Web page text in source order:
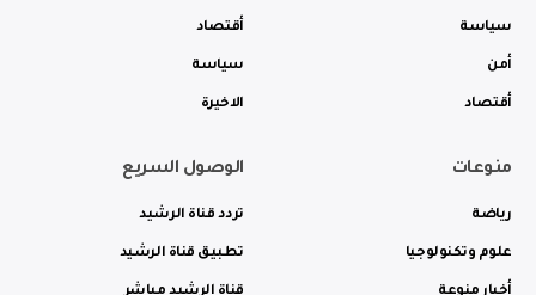
سياسة
أمن
أقتصاد
أقتصاد
سياسة
الاخيرة
منوعات
رياضة
علوم وتكنولوجيا
الوصول السريع
تردد قناة الرشيد
تطبيق قناة الرشيد